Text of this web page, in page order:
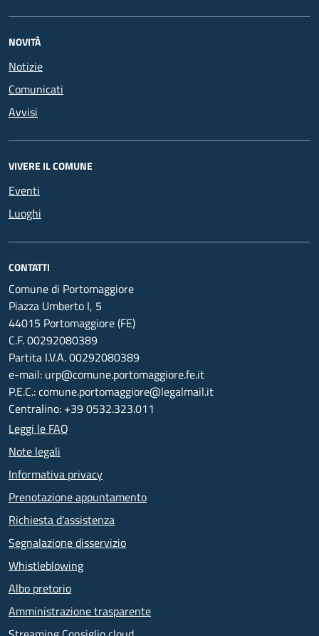
NOVITÀ
Notizie
Comunicati
Avvisi
VIVERE IL COMUNE
Eventi
Luoghi
CONTATTI
Comune di Portomaggiore
Piazza Umberto I, 5
44015 Portomaggiore (FE)
C.F. 00292080389
Partita I.V.A. 00292080389
e-mail: urp@comune.portomaggiore.fe.it
P.E.C.: comune.portomaggiore@legalmail.it
Centralino: +39 0532.323.011
Leggi le FAQ
Note legali
Informativa privacy
Prenotazione appuntamento
Richiesta d'assistenza
Segnalazione disservizio
Whistleblowing
Albo pretorio
Amministrazione trasparente